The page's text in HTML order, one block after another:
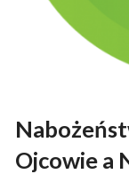
Ojcowie a